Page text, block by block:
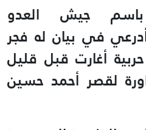
باسم جيش العدو
في بيان له فجر
أغارت قبل قليل
لقصر أحمد حسين